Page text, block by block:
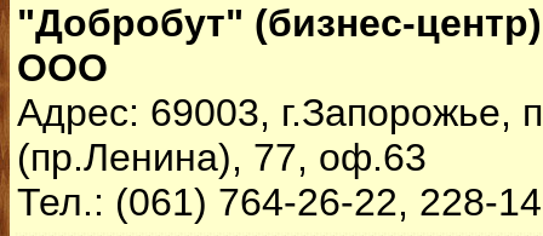
"Добробут" (бизнес-
ООО
Адрес: 69003, г.Запорожье,
(пр.Ленина), 77, оф.63
Тел.: (061) 764-26-22, 228-